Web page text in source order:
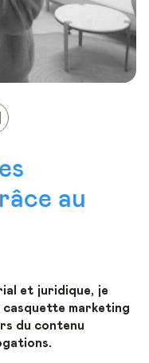
au
et juridique, je
casquette marketing
du contenu